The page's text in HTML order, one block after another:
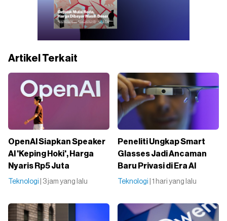
Artikel Terkait
OpenAI Siapkan Speaker
AI 'Keping Hoki', Harga
Nyaris Rp5 Juta
Teknologi | 3 jam yang lalu
Peneliti Ungkap Smart
Glasses Jadi Ancaman
Baru Privasi di Era AI
Teknologi | 1 hari yang lalu